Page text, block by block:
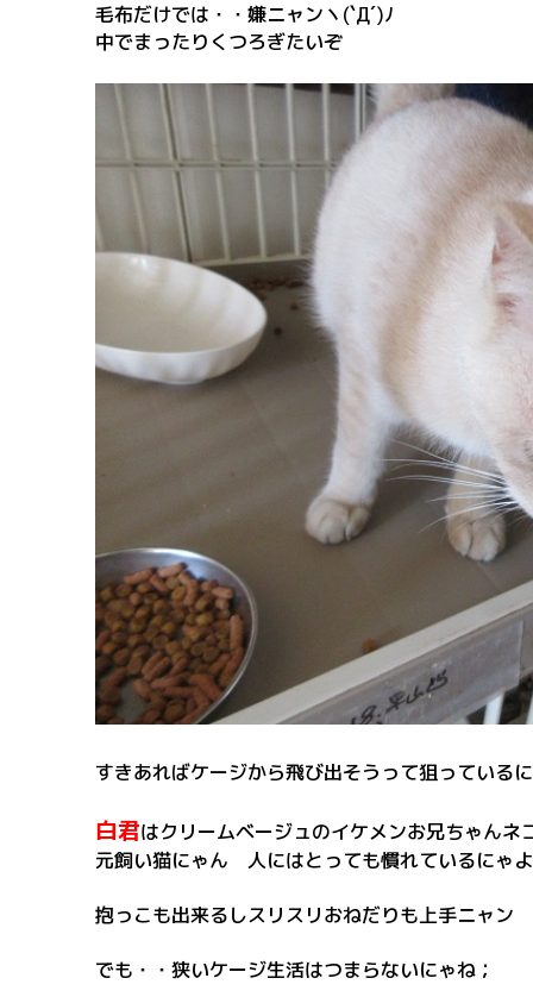
毛布だけでは・・嫌ニャンヽ(`Д´)ﾉ
中でまったりくつろぎたいぞ
すきあればケージから飛び出そうって狙っている
白君はクリームベージュのイケメンお兄ちゃんネ
元飼い猫にゃん 人にはとっても慣れているにゃよ
抱っこも出来るしスリスリおねだりも上手ニャン
でも・・狭いケージ生活はつまらないにゃね；